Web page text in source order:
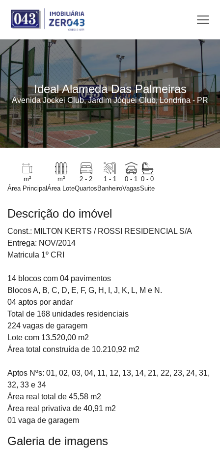
Ideal Alameda Das Palmeiras
Avenida Jockei Club, Jardim Jóquei Club, Londrina - PR
m²
Área Principal
m²
Área Lote
2 - 2
Quartos
1 - 1
Banheiro
0 - 1
Vagas
0 - 0
Suite
Descrição do imóvel
Const.: MILTON KERTS / ROSSI RESIDENCIAL S/A
Entrega: NOV/2014
Matricula 1º CRI
14 blocos com 04 pavimentos
Blocos A, B, C, D, E, F, G, H, I, J, K, L, M e N.
04 aptos por andar
Total de 168 unidades residenciais
224 vagas de garagem
Lote com 13.520,00 m2
Área total construída de 10.210,92 m2
Aptos Nºs: 01, 02, 03, 04, 11, 12, 13, 14, 21, 22, 23, 24, 31,
32, 33 e 34
Área real total de 45,58 m2
Área real privativa de 40,91 m2
01 vaga de garagem
Galeria de imagens